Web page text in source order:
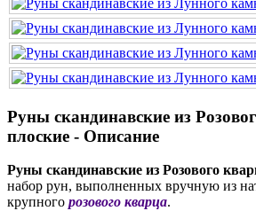
Руны скандинавские из
плоские - Описание
Руны скандинавские из Розового
набор рун, выполненных вручную из
крупного розового кварца.